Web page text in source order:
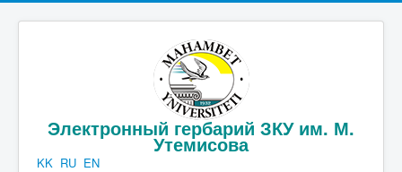
Электронный гербарий ЗКУ им. М.
Утемисова
KK RU EN